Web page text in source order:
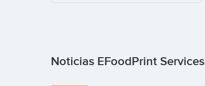
Noticias EFoodPrint Services